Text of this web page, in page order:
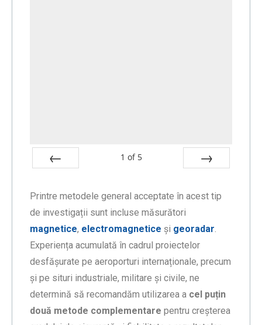
1 of 5
Printre metodele general acceptate în acest tip
de investigații sunt incluse măsurători
magnetice, electromagnetice și georadar
Experiența acumulată în cadrul proiectelor
desfășurate pe aeroporturi internaționale, precum
și pe situri industriale, militare și civile, ne
determină să recomandăm utilizarea a cel puțin
două metode complementare pentru creșterea